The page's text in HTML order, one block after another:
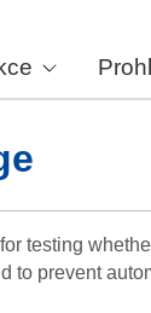
testing
to prevent